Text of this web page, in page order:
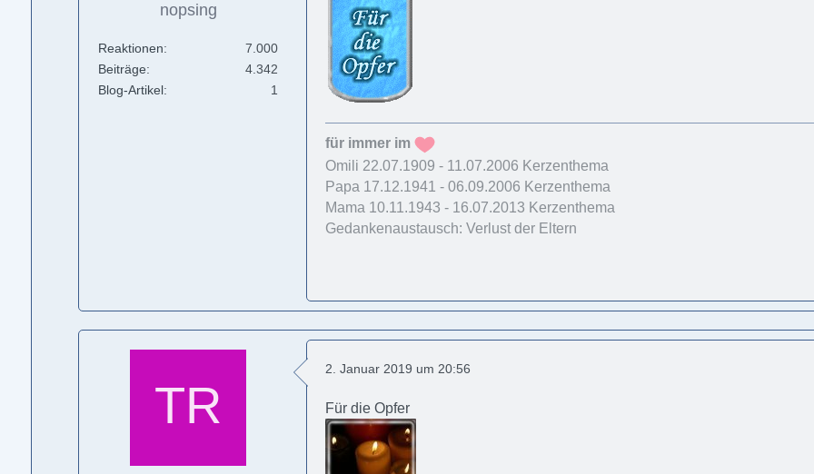
nopsing
Reaktionen
7.000
Beiträge
4.342
Blog-Artikel
1
für immer im
Omili 22.07.1909 - 11.07.2006 Kerzenthema
Papa 17.12.1941 - 06.09.2006 Kerzenthema
Mama 10.11.1943 - 16.07.2013 Kerzenthema
Gedankenaustausch: Verlust der Eltern
2. Januar 2019 um 20:56
Für die Opfer